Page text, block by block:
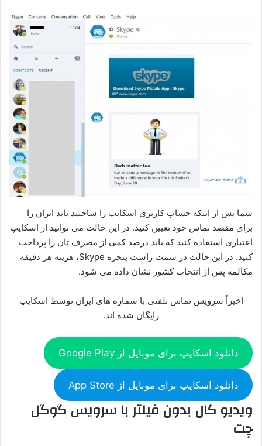
شما پس از اینکه حساب کاربری اسکایپ را ساختید باید ایران را
برای مقصد تماس خود تعیین کنید. در این حالت می توانید از اسکایپ
اعتباری استفاده کنید که باید درصد کمی از مصرف تان را پرداخت
کنید. در این حالت در سمت راست پنجره Skype، هزینه هر دقیقه
مکالمه پس از انتخاب کشور نشان داده می شود.
اخیراً سرویس تماس تلفنی با شماره های ایران توسط اسکایپ
رایگان شده اند.
دانلود اسکایپ برای موبایل از Google Play
دانلود اسکایپ برای موبایل از App Store
ویدیو کال بدون فیلتر با سرویس گوگل
چت